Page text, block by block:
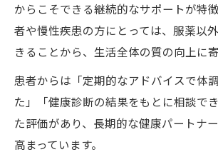
からこそできる継続的なサポートが特
者や慢性疾患の方にとっては、服薬以
きることから、生活全体の質の向上に寄
患者からは「定期的なアドバイスで体
た」「健康診断の結果をもとに相談で
た評価があり、長期的な健康パートナ
高まっています。